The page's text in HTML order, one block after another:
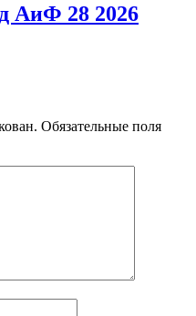
АиФ 28 2026
Обязательные поля